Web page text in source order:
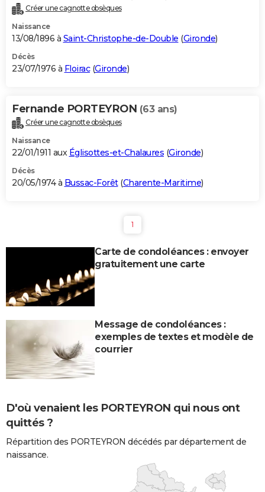
Créer une cagnotte obsèques
Naissance
13/08/1896 à Saint-Christophe-de-Double (Gironde)
Décès
23/07/1976 à Floirac(Gironde)
Fernande PORTEYRON (63 ans)
Créer une cagnotte obsèques
Naissance
22/01/1911 aux Églisottes-et-Chalaures (Gironde)
Décès
20/05/1974 à Bussac-Forêt(Charente-Maritime)
1
Carte de condoléances : envoyer
gratuitement une carte
Message de condoléances :
exemples de textes et modèle de
courrier
D'où venaient les PORTEYRON qui nous ont
quittés ?
Répartition des PORTEYRON décédés par département de
naissance.